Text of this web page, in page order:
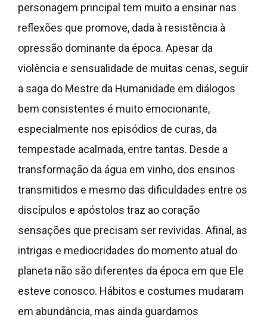
personagem principal tem muito a ensinar nas
reflexões que promove, dada à resistência à
opressão dominante da época. Apesar da
violência e sensualidade de muitas cenas, seguir
a saga do Mestre da Humanidade em diálogos
bem consistentes é muito emocionante,
especialmente nos episódios de curas, da
tempestade acalmada, entre tantas. Desde a
transformação da água em vinho, dos ensinos
transmitidos e mesmo das dificuldades entre os
discípulos e apóstolos traz ao coração
sensações que precisam ser revividas. Afinal, as
intrigas e mediocridades do momento atual do
planeta não são diferentes da época em que Ele
esteve conosco. Hábitos e costumes mudaram
em abundância, mas ainda guardamos